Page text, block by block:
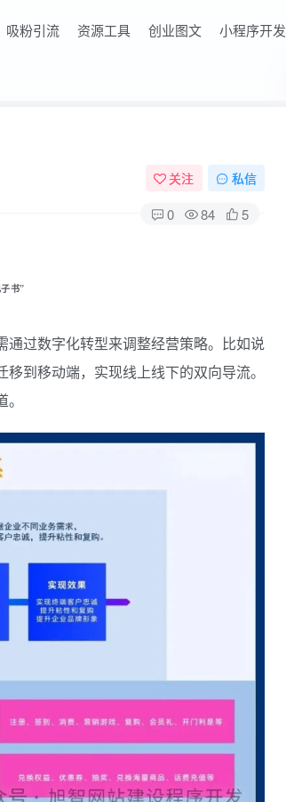
吸粉引流 资源工具 创业图文 小程序开发
关注 私信
0 84 5
书”
过数字化转型来调整经营策略。比如说
到移动端，实现线上线下的双向导流。